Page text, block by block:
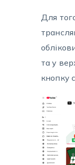
Для
та у
кнопку